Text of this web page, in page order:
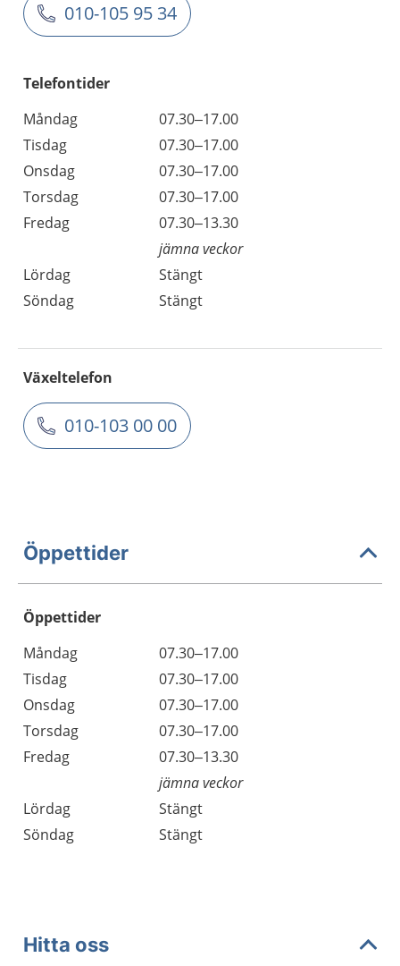
010-105 95 34
Telefontider
Måndag
07.30–17.00
Tisdag
07.30–17.00
Onsdag
07.30–17.00
Torsdag
07.30–17.00
Fredag
07.30–13.30
jämna veckor
Lördag
Stängt
Söndag
Stängt
Växeltelefon
010-103 00 00
Öppettider
Öppettider
Dag
Öppettider
Kommentarer
Måndag
07.30–17.00
Tisdag
07.30–17.00
Onsdag
07.30–17.00
Torsdag
07.30–17.00
Fredag
07.30–13.30
jämna veckor
Lördag
Stängt
Söndag
Stängt
Hitta oss